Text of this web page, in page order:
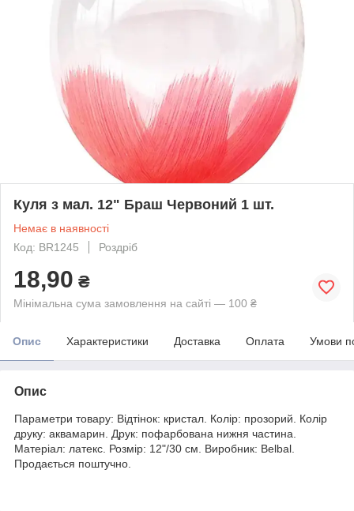
Куля з мал. 12" Браш Червоний 1 шт.
Немає в наявності
Код: BR1245
Роздріб
18,90 ₴
Мінімальна сума замовлення на сайті — 100 ₴
Опис Характеристики Доставка Оплата Умови
Опис
Параметри товару: Відтінок: кристал. Колір: прозорий. Колір
друку: аквамарин. Друк: пофарбована нижня частина.
Матеріал: латекс. Розмір: 12"/30 см. Виробник: Belbal.
Продається поштучно.